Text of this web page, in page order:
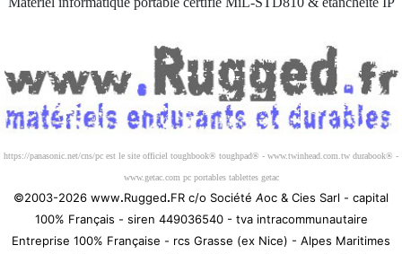
https://panasonic.net/cns/pc est le site officiel toughbook® toughpad® - www.twinhead.com.tw durabook® -
www.getac.com pc portables tablettes getac
©2003-2026 www.Rugged.FR c/o Société Aoc & Cies Sarl - capital
100% Français - siren 449036540 - tva intracommunautaire
Entreprise 100% Française - rcs Grasse (ex Nice) - Alpes Maritimes